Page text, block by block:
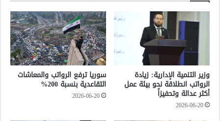
وزير التنمية الإدارية: زيادة
الرواتب انطلاقة نحو بيئة عمل
أكثر عدالة وتحفيزاً
2026-06-20
سوريا ترفع الرواتب والمعاشات
التقاعدية بنسبة 200%
2026-06-20